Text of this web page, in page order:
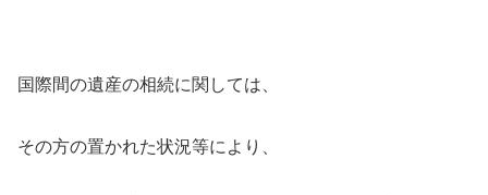
国際間の遺産の相続に関しては、
その方の置かれた状況等により、